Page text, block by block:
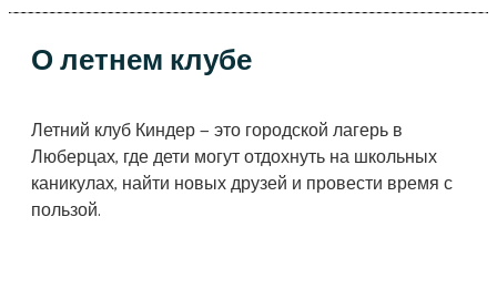
О летнем клубе
Летний клуб Киндер — это городской лагерь в
Люберцах, где дети могут отдохнуть на школьных
каникулах, найти новых друзей и провести время с
пользой.